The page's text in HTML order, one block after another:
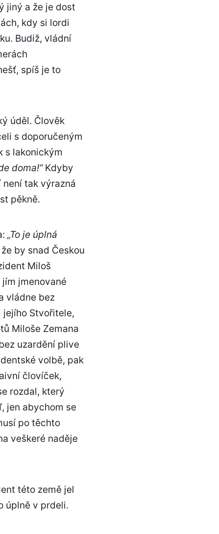
jiný a že je dost
kdy si lordi
Budiž, vládní
spíš je to
úděl. Člověk
s doporučeným
s lakonickým
doma!“Kdyby
tak výrazná
pěkně.
„To je úplná
by snad Českou
Miloš
jmenované
vládne bez
Stvořitele,
Miloše Zemana
uzardění plive
volbě, pak
človíček,
rozdal, který
jen abychom se
po těchto
veškeré naděje
této země jel
úplně v prdeli.